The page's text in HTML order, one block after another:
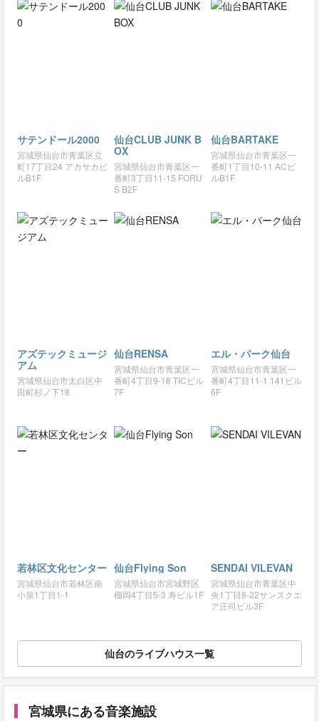
サテンドール2000
宮城県仙台市青葉区立
町17丁目24 アカサカビ
ルB1F
仙台CLUB JUNK B
OX
宮城県仙台市青葉区一
番町3丁目11-15 FORU
S B2F
仙台BARTAKE
宮城県仙台市青葉区一
番町1丁目10-11 ACビ
ルB1F
アズテックミュージ
アム
宮城県仙台市太白区中
田町杉ノ下18
仙台RENSA
宮城県仙台市青葉区一
番町4丁目9-18 TICビル
7F
エル・パーク仙台
宮城県仙台市青葉区一
番町4丁目11-1 141ビル
6F
若林区文化センター
宮城県仙台市若林区南
小泉1丁目1-1
仙台Flying Son
宮城県仙台市宮城野区
榴岡4丁目5-3 寿ビル1F
SENDAI VILEVAN
宮城県仙台市青葉区中
央1丁目8-22サンスクエ
ア庄司ビル3F
仙台のライブハウス一覧
宮城県にある音楽施設